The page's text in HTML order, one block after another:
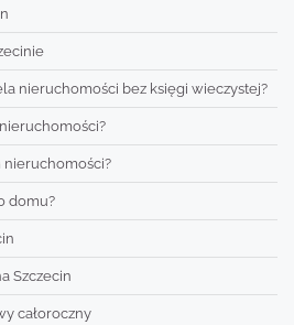
nieruchomości bez księgi wieczystej?
nieruchomości?
domu?
Szczecin
całoroczny